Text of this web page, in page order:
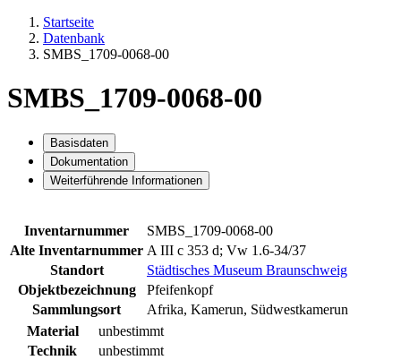
Startseite
Datenbank
SMBS_1709-0068-00
SMBS_1709-0068-00
Basisdaten
Dokumentation
Weiterführende Informationen
Inventarnummer
SMBS_1709-0068-00
Alte Inventarnummer A III c 353 d; Vw 1.6-34/37
Standort
Städtisches Museum Braunschweig
Objektbezeichnung
Pfeifenkopf
Sammlungsort
Afrika, Kamerun, Südwestkamerun
Material
unbestimmt
Technik
unbestimmt